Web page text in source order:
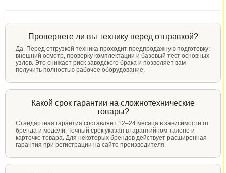
Проверяете ли вы технику перед отправкой?
Да. Перед отгрузкой техника проходит предпродажную подготовку:
внешний осмотр, проверку комплектации и базовый тест основных
узлов. Это снижает риск заводского брака и позволяет вам
получить полностью рабочее оборудование.
Какой срок гарантии на сложнотехнические
товары?
Стандартная гарантия составляет 12–24 месяца в зависимости от
бренда и модели. Точный срок указан в гарантийном талоне и
карточке товара. Для некоторых брендов действует расширенная
гарантия при регистрации на сайте производителя.